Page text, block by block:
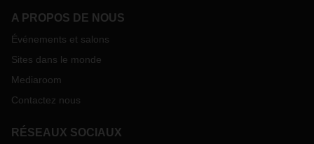
A PROPOS DE NOUS
Événements et salons
Sites dans le monde
Mediaroom
Contactez nous
RÉSEAUX SOCIAUX